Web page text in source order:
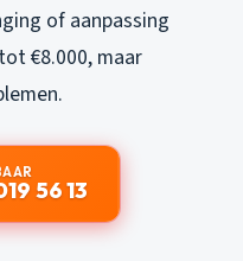
of aanpassing
€8.000, maar
56 13